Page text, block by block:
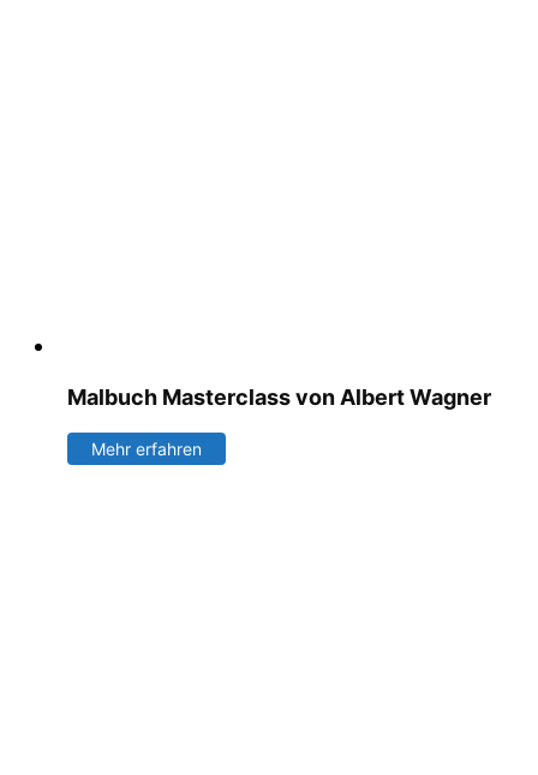
Malbuch Masterclass von Albert Wagner
Mehr erfahren